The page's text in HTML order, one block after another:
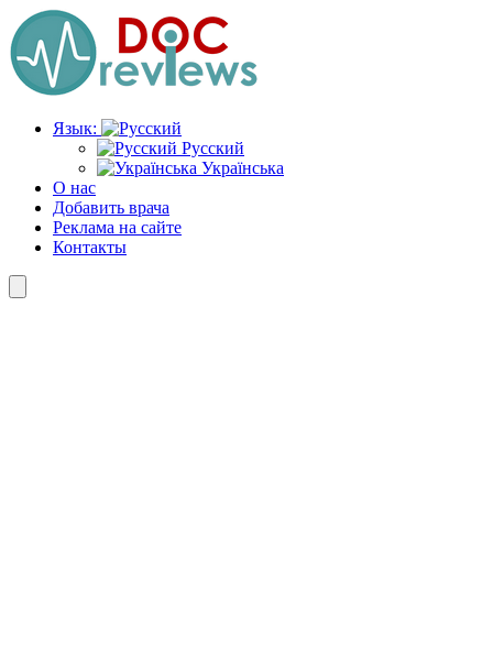
Перейти
к
содержимому
Язык:
Русский
Українська
О нас
Добавить врача
Реклама на сайте
Контакты